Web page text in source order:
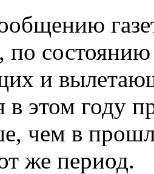
по
и
этом году
чем в
же период.